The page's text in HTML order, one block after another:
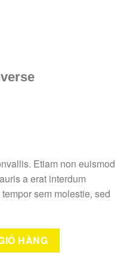
Etiam non euismod
a erat interdum
sem molestie, sed
HÀNG